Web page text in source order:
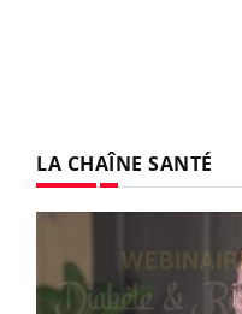
LA CHAÎNE SANTÉ